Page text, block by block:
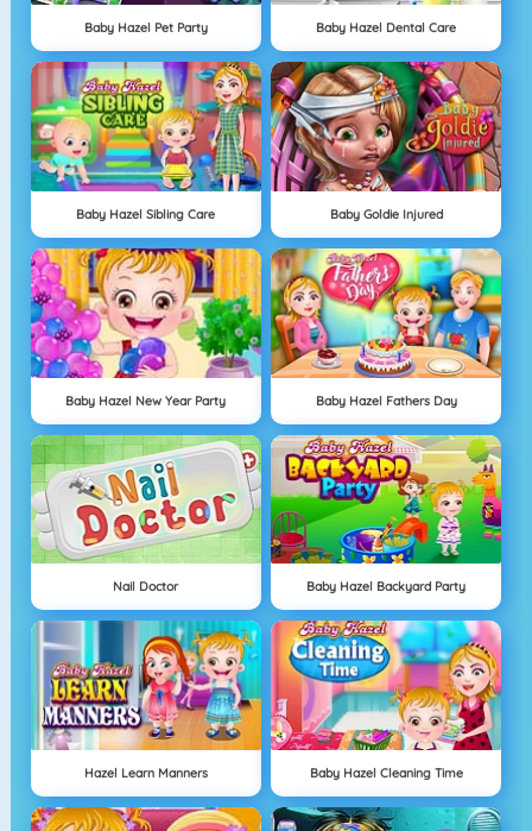
Baby Hazel Pet Party Baby Hazel Dental Care
Baby Hazel Sibling Care Baby Goldie Injured
Baby Hazel New Year Party Baby Hazel Fathers Day
Nail Doctor Baby Hazel Backyard Party
Hazel Learn Manners Baby Hazel Cleaning Time